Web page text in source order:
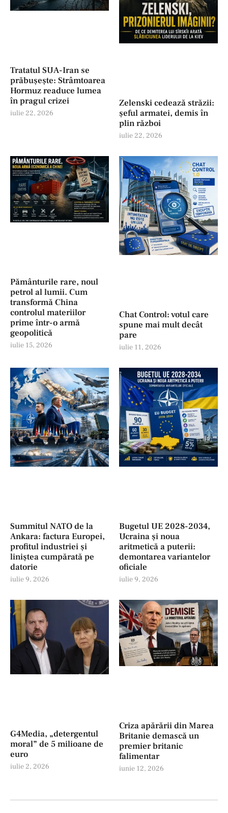
Tratatul SUA-Iran se
prăbușește: Strâmtoarea
Hormuz readuce lumea
în pragul crizei
iulie 22, 2026
Zelenski cedează străzii:
șeful armatei, demis în
plin război
iulie 22, 2026
Pământurile rare, noul
petrol al lumii. Cum
transformă China
controlul materiilor
prime într-o armă
geopolitică
iulie 15, 2026
Chat Control: votul care
spune mai mult decât
pare
iulie 11, 2026
Summitul NATO de la
Ankara: factura Europei,
profitul industriei şi
liniștea cumpărată pe
datorie
iulie 9, 2026
Bugetul UE 2028-2034,
Ucraina și noua
aritmetică a puterii:
demontarea variantelor
oficiale
iulie 9, 2026
G4Media, „detergentul
moral” de 5 milioane de
euro
iulie 2, 2026
Criza apărării din Marea
Britanie demască un
premier britanic
falimentar
iunie 12, 2026